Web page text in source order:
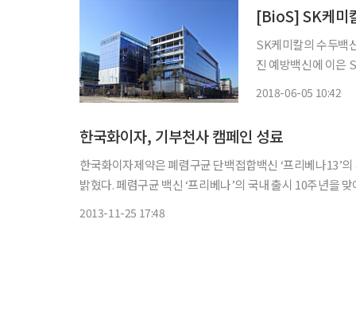
[BioS] SK케미
SK케미칼의 수두백
진 예방백신에 이은
2018-06-05 10:42
한국화이자, 기부천사 캠페인 성료
한국화이자제약은 폐렴구균 단백접합백신 ‘프리베나13’
밝혔다. 페렴구균 백신 ‘프리베나’의 국내 출시 10주년을 맞아 진행한 이번 캠페인에는 2000여명의 영유아 및 보호자들이 참여했으
2013-11-25 17:48